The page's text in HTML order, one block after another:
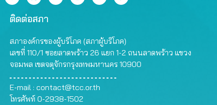
ติดต่อสภา
สภาองค์กรของผู้บริโภค (สภาผู้บริโภค)
เลขที่ 110/1 ซอยลาดพร้าว 26 แยก 1-2 ถนนลาดพร้าว แขวง
จอมพล เขตจตุจักรกรุงเทพมหานคร 10900
E-mail : contact@tcc.or.th
โทรศัพท์ 0-2938-1502